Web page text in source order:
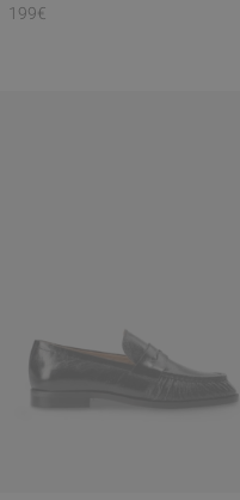
199€